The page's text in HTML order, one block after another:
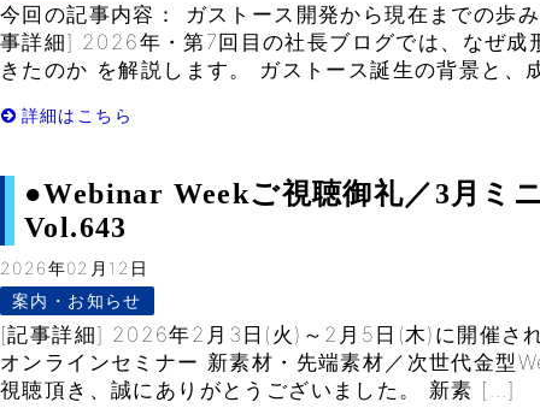
今回の記事内容： ガストース開発から現在までの
事詳細] 2026年・第7回目の社長ブログでは、なぜ成
きたのか を解説します。 ガストース誕生の背景と
詳細はこちら
●Webinar Weekご視聴御礼／3月ミ
Vol.643
2026年02月12日
案内・お知らせ
[記事詳細] 2026年2月3日(火)～2月5日(木)に開催さ
オンラインセミナー 新素材・先端素材／次世代金
視聴頂き、誠にありがとうございました。 新素 […]